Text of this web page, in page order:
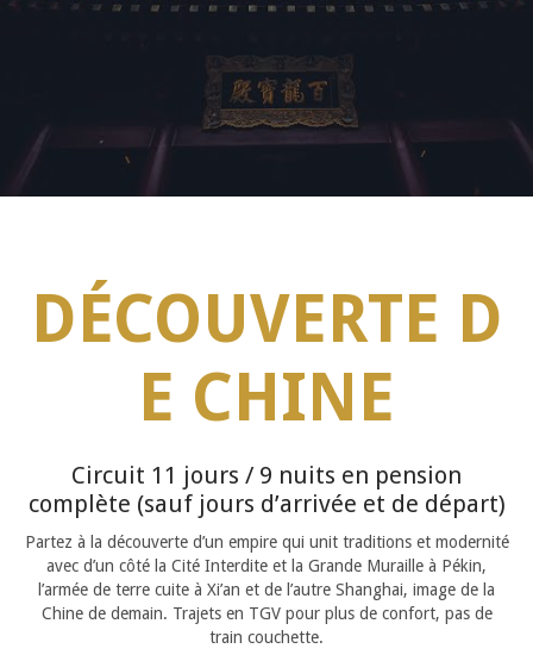
DÉCOUVERTE D
E CHINE
Circuit 11 jours / 9 nuits en pension
complète (sauf jours d’arrivée et de départ)
Partez à la découverte d’un empire qui unit traditions et modernité
avec d’un côté la Cité Interdite et la Grande Muraille à Pékin,
l’armée de terre cuite à Xi’an et de l’autre Shanghai, image de la
Chine de demain. Trajets en TGV pour plus de confort, pas de
train couchette.